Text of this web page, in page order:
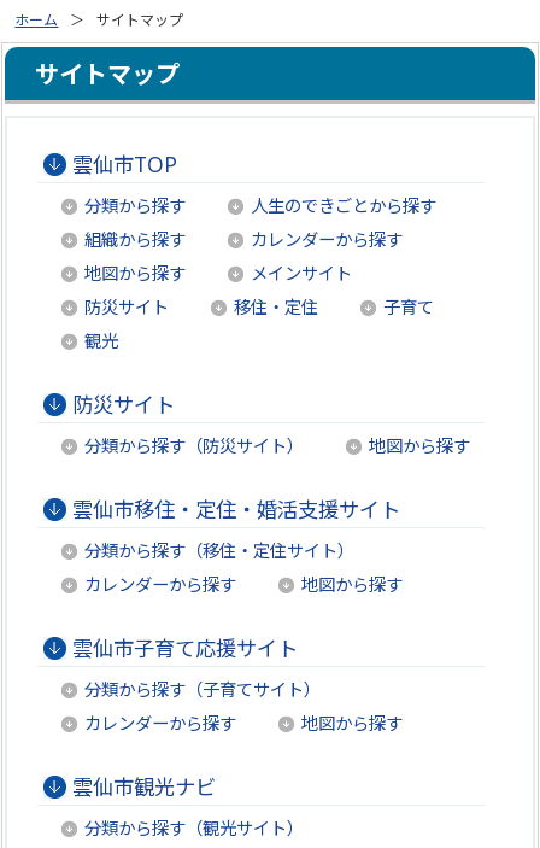
ホーム サイトマップ
サイトマップ
雲仙市TOP
分類から探す
人生のできごとから探す
組織から探す
カレンダーから探す
地図から探す
メインサイト
防災サイト
移住・定住
子育て
観光
防災サイト
分類から探す（防災サイト） 地図から探す
雲仙市移住・定住・婚活支援サイト
分類から探す（移住・定住サイト）
カレンダーから探す
地図から探す
雲仙市子育て応援サイト
分類から探す（子育てサイト）
カレンダーから探す
地図から探す
雲仙市観光ナビ
分類から探す（観光サイト）